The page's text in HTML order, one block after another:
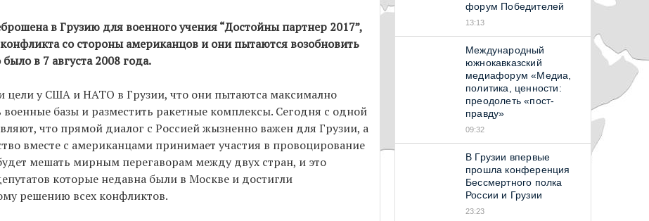
в Грузию для военного учения “Достойны партнер 2017”,
со стороны американцов и они пытаются возобновить
в 7 августа 2008 года.
цели у США и НАТО в Грузии, что они пытаютса максимално
базы и разместить ракетные комплексы. Сегодня с одной
что прямой диалог с Россией жызненно важен для Грузии, а
вместе с американцами принимает участия в провоцирование
мешать мирным перегаворам между двух стран, и это
которые недавна были в Москве и достигли
решению всех конфликтов.
форум Победителей
13:13
Международный
южнокавказский
медиафорум «Медиа,
политика, ценности:
преодолеть «пост-
правду»
09:32
В Грузии впервые
прошла конференция
Бессмертного полка
России и Грузии
23:23